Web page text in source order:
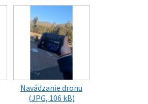
Navádzanie dronu
(JPG, 106 kB)